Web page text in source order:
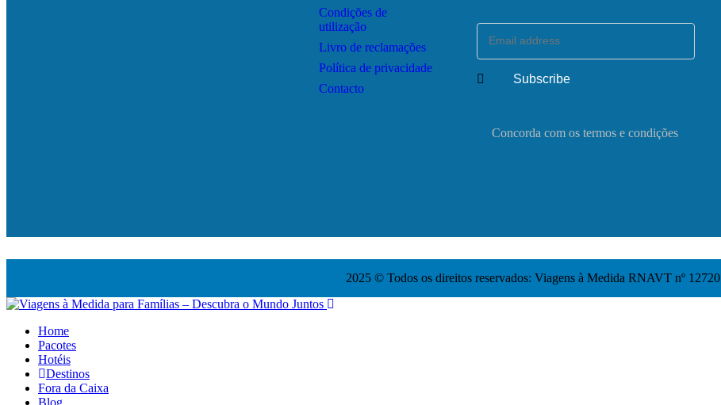
Condições de
utilização
Livro de reclamações
Política de privacidade
Contacto
Concorda com os termos e condições
2025 © Todos os direitos reservados: Viagens à Medida RNAVT nº 12720
Home
Pacotes
Hotéis
Destinos
Fora da Caixa